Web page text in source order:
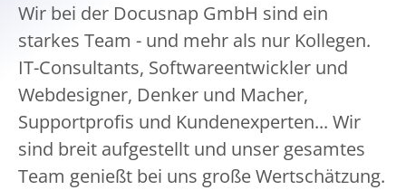
Wir bei der Docusnap GmbH sind ein
starkes Team - und mehr als nur Kollegen.
IT-Consultants, Softwareentwickler und
Webdesigner, Denker und Macher,
Supportprofis und Kundenexperten... Wir
sind breit aufgestellt und unser gesamtes
Team genießt bei uns große Wertschätzung.